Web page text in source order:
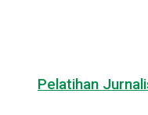
Pelatihan